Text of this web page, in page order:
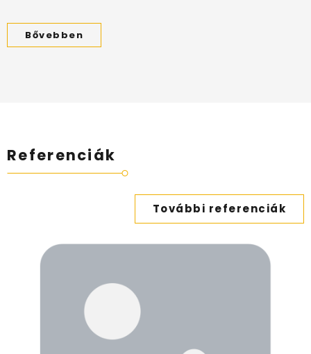
Bővebben
Referenciák
További referenciák